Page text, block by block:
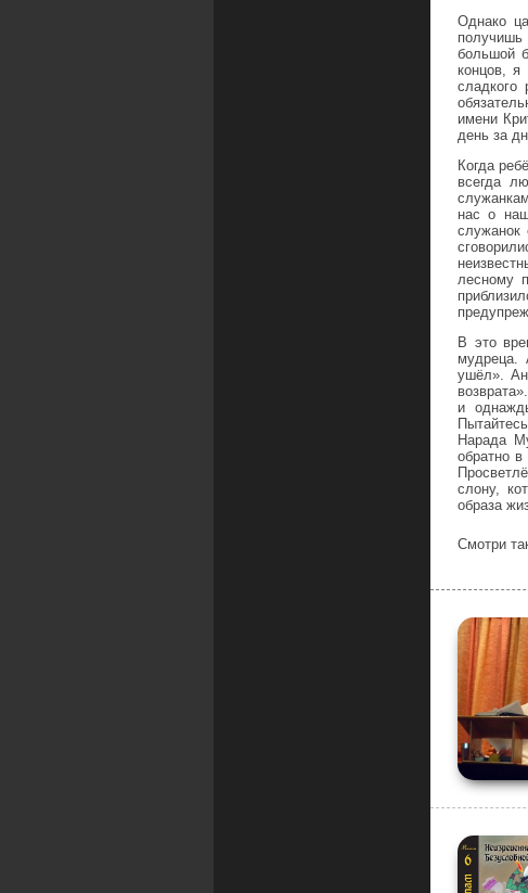
Однако
большой
концов,
имени
день за
Когда
всегда
нас о
служанок
лесному
В это
мудреца.
ушёл».
и
Нарада
обратно
слону,
образа
Смотри